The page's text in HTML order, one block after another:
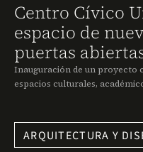
Centro Cívico
espacio de
puertas
Inauguración de un proyecto
espacios culturales,
ARQUITECTURA Y